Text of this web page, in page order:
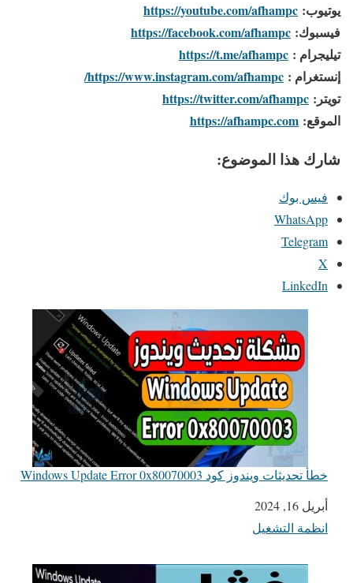
يوتيوب: https://youtube.com/afhampc
فيسبوك: https://facebook.com/afhampc
تيليجرام : https://t.me/afhampc
إنستغرام : https://www.instagram.com/afhampc/
تويتر: https://twitter.com/afhampc
الموقع: https://afhampc.com
شارك هذا الموضوع:
فيس بوك
WhatsApp
Telegram
X
LinkedIn
خطأ تحديثات ويندوز كود Windows Update Error 0x80070003
التاريخ
أبريل 16, 2024
في ما يتعلق بما يأتي
انظمة التشغيل